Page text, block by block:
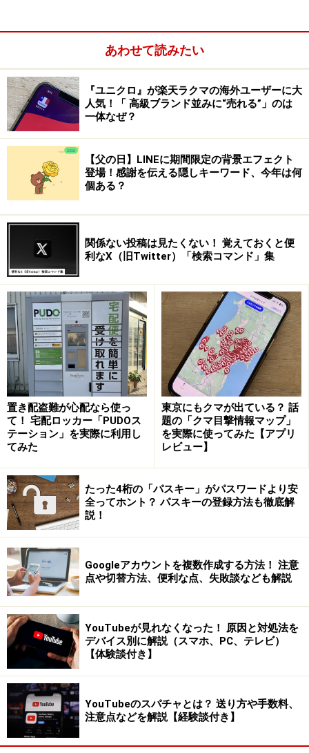
TikTok流行語2020大賞の1位もゲットした「#きゅんです」
「#おうち時間」
10代の若者は、3月の臨時休校要請にともない、学校へ
の登校ができない時期がありました。そこで、家での生
活を楽しむことが大流行。「#おうち時間」のハッシュ
タグに代表される行動で普段とは違う日常を過ごしまし
た。まずは、「#おうちカフェ」。おしゃれなスイーツ
や飲み物を用意し、Instagramで映えるような写真を撮影
クの上にコーヒーと砂糖、水をホイップしたクリームを
乗せた「ダルゴナコーヒー」作りが人気でした。また、
いちごをたくさん串に刺して飴をかける「いちご飴」も
流行りました。
また、「#おうちピクニック」も流行。おしゃれなピク
ニックを略した「#おしゃピク」のハッシュタグも使わ
れました。シンプルな布のレジャーシートに、無印良品
で買ったドリンクやかわいくデコレーションしたケーキ
を並べて撮影するのです。外出ができなくても、家でで
きることで楽しむ若者のポジティブさが感じられる流行
ですね。
ホイップに時間が掛かるダルゴナコーヒーはおうち時間が長
あわせて読みたい
『ユニクロ』が楽天ラクマの海外ユーザーに大
人気！「 高級ブランド並みに“売れる”」のは
一体なぜ？
【父の日】LINEに期間限定の背景エフェクト
登場！感謝を伝える隠しキーワード、今年は何
個ある？
関係ない投稿は見たくない！ 覚えておくと便
利なX（旧Twitter）「検索コマンド」集
置き配盗難が心配なら使っ
て！ 宅配ロッカー「PUDOス
テーション」を実際に利用し
てみた
東京にもクマが出ている？ 話
題の「クマ目撃情報マップ」
を実際に使ってみた【アプリ
レビュー】
たった4桁の「パスキー」がパスワードより安
全ってホント？ パスキーの登録方法も徹底解
説！
Googleアカウントを複数作成する方法！ 注意
点や切替方法、便利な点、失敗談なども解説
YouTubeが見れなくなった！ 原因と対処法を
デバイス別に解説（スマホ、PC、テレビ）
【体験談付き】
YouTubeのスパチャとは？ 送り方や手数料、
注意点などを解説【経験談付き】